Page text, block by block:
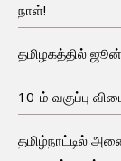
நாள்!
தமிழகத்தில் ஜூன்
10-ம் வகுப்பு
தமிழ்நாட்டில்